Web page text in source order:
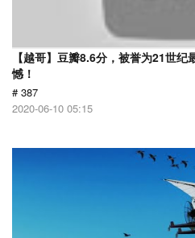
【越哥】豆瓣8.6分，被誉为21世
憾！
# 387
2020-06-10 05:15